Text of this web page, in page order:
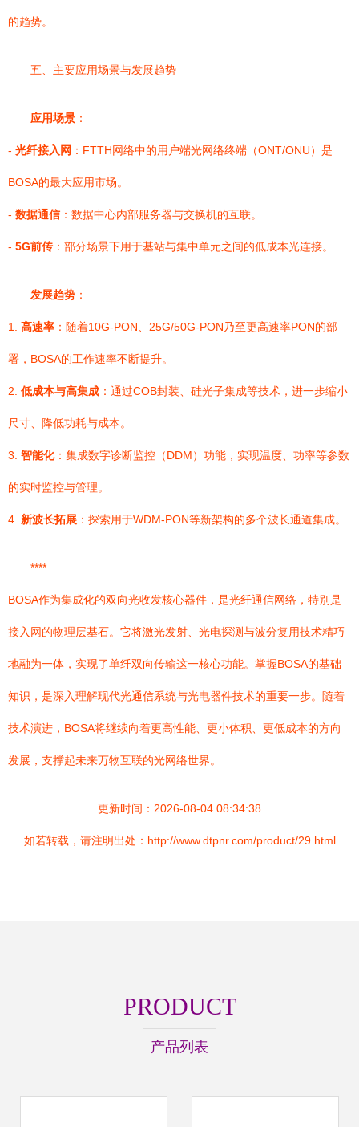
的趋势。
五、主要应用场景与发展趋势
应用场景 ：
- 光纤接入网 ：FTTH网络中的用户端光网络终端（ONT/ONU）是
BOSA的最大应用市场。
- 数据通信：数据中心内部服务器与交换机的互联。
- 5G前传 ：部分场景下用于基站与集中单元之间的低成本光连接。
发展趋势 ：
1. 高速率 ：随着10G-PON、25G/50G-PON乃至更高速率PON的部
署，BOSA的工作速率不断提升。
2. 低成本与高集成 ：通过COB封装、硅光子集成等技术，进一步缩小
尺寸、降低功耗与成本。
3. 智能化：集成数字诊断监控（DDM）功能，实现温度、功率等参数
的实时监控与管理。
4. 新波长拓展 ：探索用于WDM-PON等新架构的多个波长通道集成。
****
BOSA作为集成化的双向光收发核心器件，是光纤通信网络，特别是
接入网的物理层基石。它将激光发射、光电探测与波分复用技术精巧
地融为一体，实现了单纤双向传输这一核心功能。掌握BOSA的基础
知识，是深入理解现代光通信系统与光电器件技术的重要一步。随着
技术演进，BOSA将继续向着更高性能、更小体积、更低成本的方向
发展，支撑起未来万物互联的光网络世界。
更新时间：2026-08-04 08:34:38
如若转载，请注明出处：http://www.dtpnr.com/product/29.html
PRODUCT
产品列表